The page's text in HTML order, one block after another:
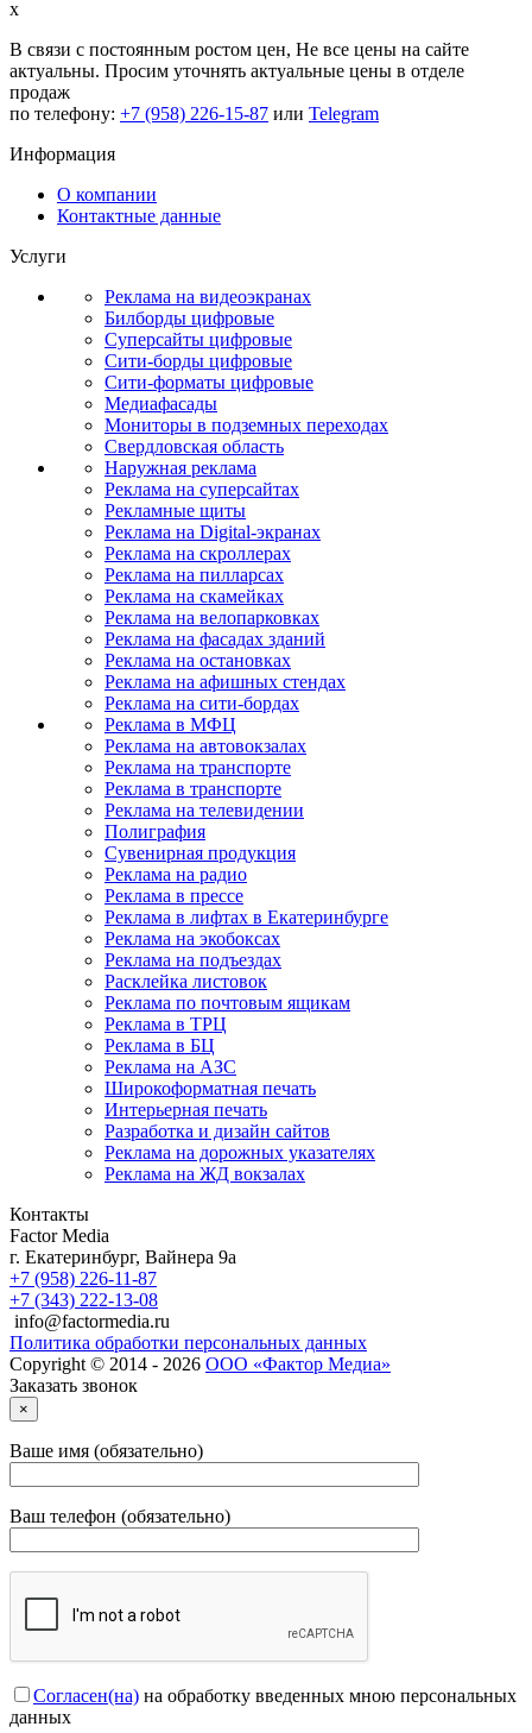
x
В связи с постоянным ростом цен, Не все цены на сайте
актуальны. Просим уточнять актуальные цены в отделе
продаж
по телефону: +7 (958) 226-15-87 или Telegram
Информация
О компании
Контактные данные
Услуги
Реклама на видеоэкранах
Билборды цифровые
Суперсайты цифровые
Сити-борды цифровые
Сити-форматы цифровые
Медиафасады
Мониторы в подземных переходах
Свердловская область
Наружная реклама
Реклама на суперсайтах
Рекламные щиты
Реклама на Digital-экранах
Реклама на скроллерах
Реклама на пилларсах
Реклама на скамейках
Реклама на велопарковках
Реклама на фасадах зданий
Реклама на остановках
Реклама на афишных стендах
Реклама на сити-бордах
Реклама в МФЦ
Реклама на автовокзалах
Реклама на транспорте
Реклама в транспорте
Реклама на телевидении
Полиграфия
Сувенирная продукция
Реклама на радио
Реклама в прессе
Реклама в лифтах в Екатеринбурге
Реклама на экобоксах
Реклама на подъездах
Расклейка листовок
Реклама по почтовым ящикам
Реклама в ТРЦ
Реклама в БЦ
Реклама на АЗС
Широкоформатная печать
Интерьерная печать
Разработка и дизайн сайтов
Реклама на дорожных указателях
Реклама на ЖД вокзалах
Контакты
Factor Media
г. Екатеринбург, Вайнера 9а
+7 (958) 226-11-87
+7 (343) 222-13-08
info@factormedia.ru
Политика обработки персональных данных
Copyright © 2014 - 2026 ООО «Фактор Медиа»
Заказать звонок
×
Ваше имя (обязательно)
Ваш телефон (обязательно)
Согласен(на) на обработку введенных мною персональных
данных